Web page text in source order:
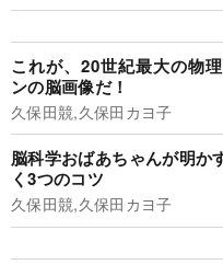
これが、20世紀最大の物
ンの脳画像だ！
久保田競,久保田カヨ子
脳科学おばあちゃんが明か
く3つのコツ
久保田競,久保田カヨ子